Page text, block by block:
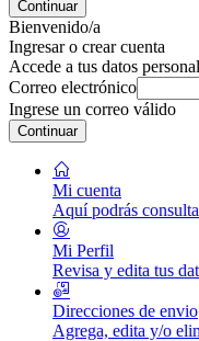
Continuar
Bienvenido/a
Ingresar o crear cuenta
Accede a tus datos
Correo electrónico
Ingrese un correo válido
Continuar
Mi cuenta
Aquí podrás
Mi Perfil
Revisa y edita tus
Direcciones de envio
Agrega, edita y/o